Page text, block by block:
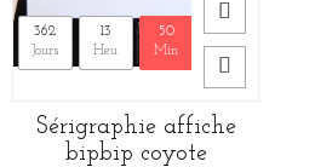
362
Jours
13
Heu
50
Min
12
Sec
Sérigraphie affiche
bipbip coyote